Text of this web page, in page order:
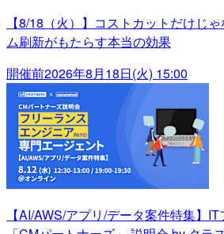
【8/18（火）】コストカットだけじ
ム刷新がもたらす本当の効果
開催前2026年8月18日(火) 15:00
【AI/AWS/アプリ/データ案件特集】